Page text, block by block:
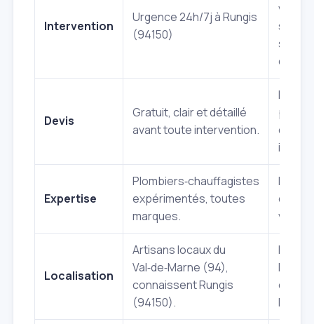
Intervention
Urgence 24h/7j à Rungis
(94150)
Devis
Gratuit, clair et détaillé
avant toute intervention.
devis
Expertise
Plombiers‑chauffagistes
expérimentés, toutes
marques.
Niveau
Localisation
Artisans locaux du
Val‑de‑Marne (94),
connaissent Rungis
(94150).
Peut
loin,
locale.